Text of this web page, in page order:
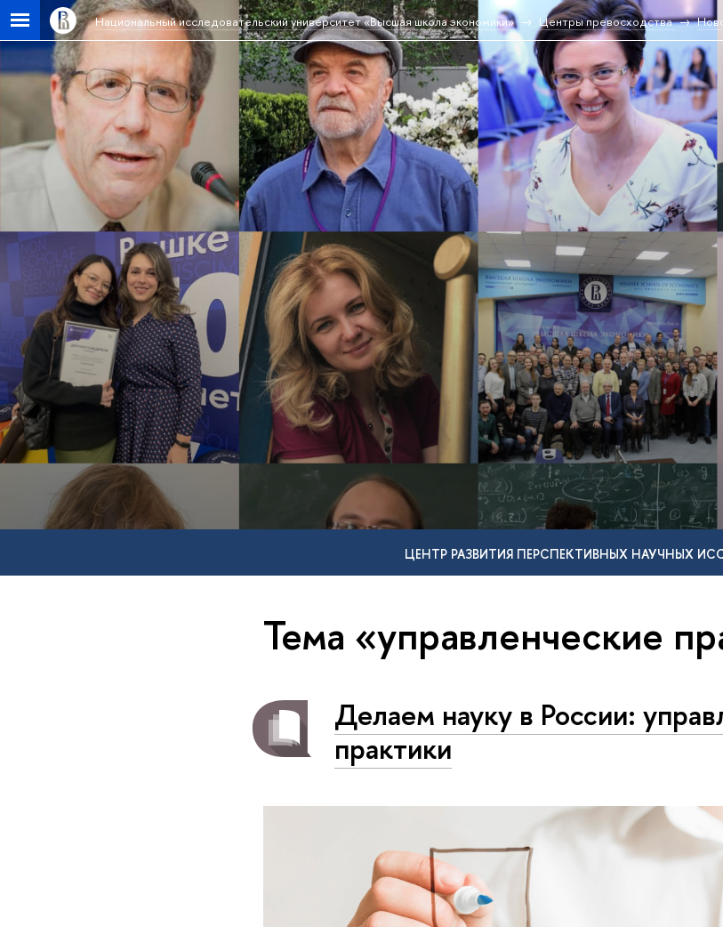
Национальный исследовательский университет «Высшая школа экономики» Центры превосходства
ЦЕНТР РАЗВИТИЯ ПЕРСПЕКТИВНЫХ НАУЧНЫХ
Тема «управленческие
Делаем науку в России:
практики